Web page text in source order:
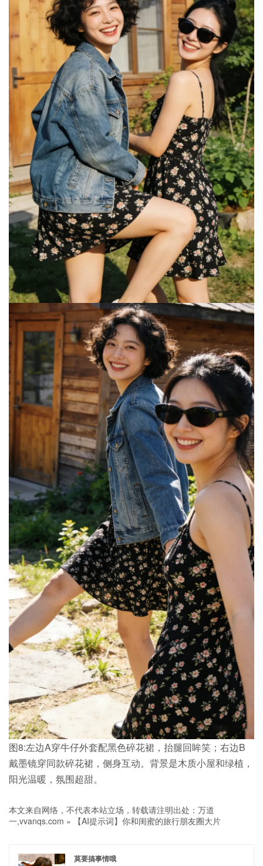
图8:左边A穿牛仔外套配黑色碎花裙，抬腿回眸笑；右边B
戴墨镜穿同款碎花裙，侧身互动。背景是木质小屋和绿植，
阳光温暖，氛围超甜。
本文来自网络，不代表本站立场，转载请注明出处： 万道
一,vvanqs.com » 【AI提示词】你和闺蜜的旅行朋友圈大片
莫要搞事情哦